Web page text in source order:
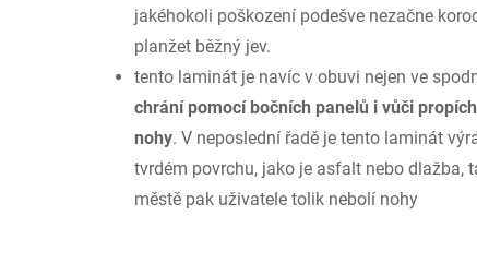
jakéhokoli poškození podešve nezačne
planžet běžný jev.
tento laminát je navíc v obuvi nejen ve
chrání pomocí bočních panelů i vůči
nohy. V neposlední řadě je tento laminát
tvrdém povrchu, jako je asfalt nebo dlažba,
městě pak uživatele tolik nebolí nohy